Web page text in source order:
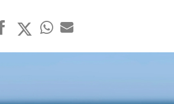
TWITTER
WHATSAPP
MAIL